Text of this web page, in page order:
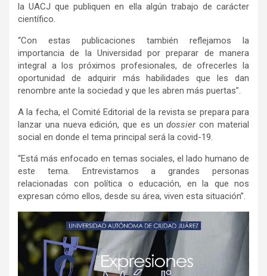
la UACJ que publiquen en ella algún trabajo de carácter
científico.
“Con estas publicaciones también reflejamos la
importancia de la Universidad por preparar de manera
integral a los próximos profesionales, de ofrecerles la
oportunidad de adquirir más habilidades que les dan
renombre ante la sociedad y que les abren más puertas”.
A la fecha, el Comité Editorial de la revista se prepara para
lanzar una nueva edición, que es undossiercon material
social en donde el tema principal será la covid-19.
“Está más enfocado en temas sociales, el lado humano de
este tema. Entrevistamos a grandes personas
relacionadas con política o educación, en la que nos
expresan cómo ellos, desde su área, viven esta situación”.